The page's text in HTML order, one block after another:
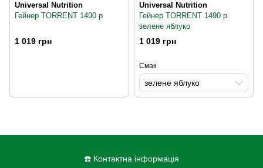
Universal Nutrition
Гейнер TORRENT 1490 р
1 019 грн
Universal Nutrition
Гейнер TORRENT 1490 р
зелене яблуко
1 019 грн
Смак
зелене яблуко
☎️ Контактна інформація